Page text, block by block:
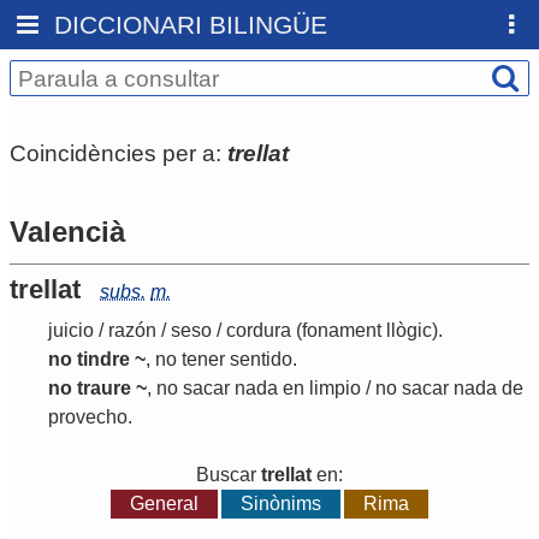
DICCIONARI BILINGÜE
Coincidències per a: trellat
Valencià
trellat subs. m.
juicio / razón /seso /cordura (fonament llògic).
no tindre ~, no tener sentido.
no traure ~, no sacar nada en limpio / no sacar nada de
provecho.
Buscar trellat en:
General
Sinònims Rima